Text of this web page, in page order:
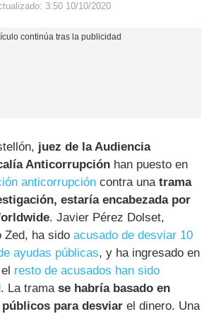
3:50 10/10/2020
juez de la Audiencia
Anticorrupción han puesto en
anticorrupción contra unatrama
estaría encabezada por
. Javier Pérez Dolset,
Zed, ha sidoacusado de desviar 10
ayudas públicas, y ha ingresado en
resto de acusados han sido
. La tramase habría basado en
para desviar el dinero. Una